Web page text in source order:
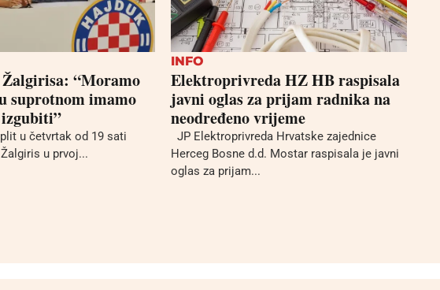
“Moramo
suprotnom imamo
izgubiti”
u četvrtak od 19 sati
u prvoj...
INFO
Elektroprivreda HZ HB raspisala
javni oglas za prijam radnika na
neodređeno vrijeme
JP Elektroprivreda Hrvatske zajednice
Herceg Bosne d.d. Mostar raspisala je javni
oglas za prijam...